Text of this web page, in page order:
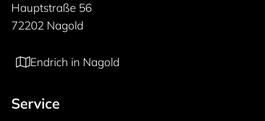
Hauptstraße 56
72202 Nagold
Endrich in Nagold
Service